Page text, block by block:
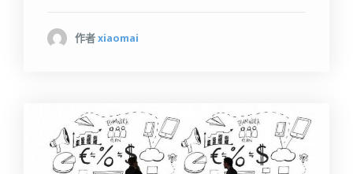
作者 xiaomai